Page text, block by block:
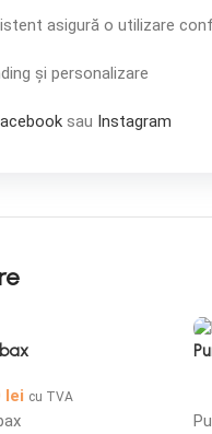
asigură o utilizare
și personalizare
sau Instagram
lei cu TVA